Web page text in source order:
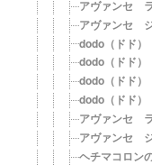
アヴァンセ
アヴァンセ
dodo（ドド
dodo（ドド
dodo（ドド
dodo（ドド
アヴァンセ
アヴァンセ
ヘチマコロン